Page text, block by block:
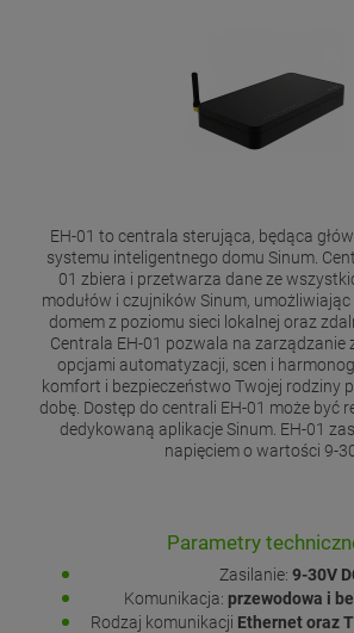
EH-01 to centrala sterująca, będąca
systemu inteligentnego domu Sinum.
01 zbiera i przetwarza dane ze
modułów i czujników Sinum, umożliwiając
domem z poziomu sieci lokalnej oraz
Centrala EH-01 pozwala na
opcjami automatyzacji, scen i
komfort i bezpieczeństwo Twojej rodziny
dobę. Dostęp do centrali EH-01 może być
dedykowaną aplikacje Sinum. EH-01
napięciem o wartości 9-
Parametry
Zasilanie: 9-30V
Komunikacja: przewodowa i
Rodzaj komunikacji Ethernet oraz